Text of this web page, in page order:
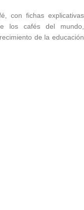
con fichas explicativas
los cafés del mundo,
de la educación